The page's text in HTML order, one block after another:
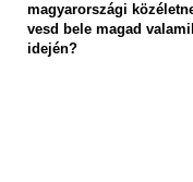
magyarországi
vesd bele magad
idején?